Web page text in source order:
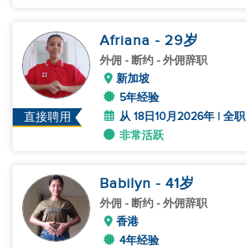
直接聘用
Afriana - 29岁
外佣 - 断约 - 外佣辞职
新加坡
5年经验
从 18日10月2026年 | 全职
非常活跃
Babilyn - 41岁
外佣 - 断约 - 外佣辞职
香港
4年经验